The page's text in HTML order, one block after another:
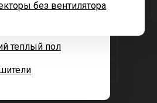
без вентилятора
теплый пол